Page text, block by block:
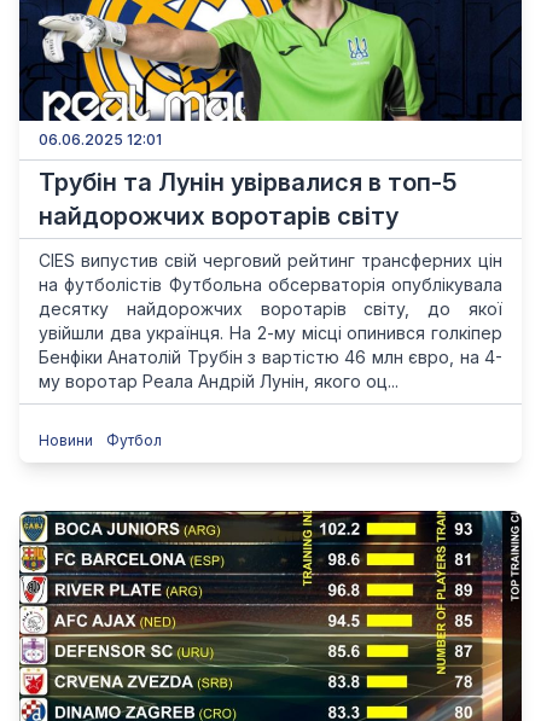
06.06.2025 12:01
Трубін та Лунін увірвалися в топ-5
найдорожчих воротарів світу
CIES випустив свій черговий рейтинг трансферних цін
на футболістів Футбольна обсерваторія опублікувала
десятку найдорожчих воротарів світу, до якої
увійшли два українця. На 2-му місці опинився голкіпер
Бенфіки Анатолій Трубін з вартістю 46 млн євро, на 4-
му воротар Реала Андрій Лунін, якого оц...
Новини Футбол